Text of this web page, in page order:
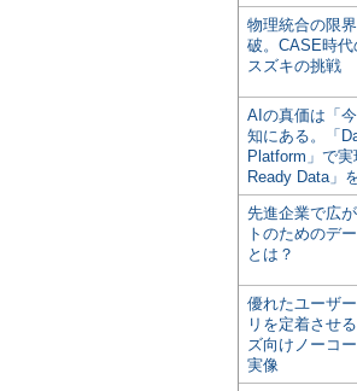
物理統合の限
破。CASE時
スズキの挑戦
AIの真価は「
知にある。「
Platform」で実
Ready Data」
先進企業で広
トのためのデ
とは？
優れたユーザ
リを定着させ
ズ向けノーコ
実像